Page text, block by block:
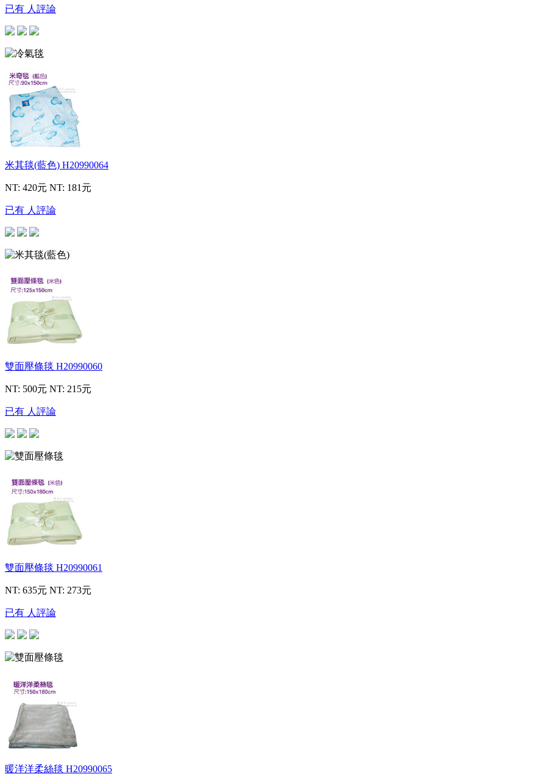
已有 人評論
米其毯(藍色) H20990064
NT: 420元 NT: 181元
已有 人評論
雙面壓條毯 H20990060
NT: 500元 NT: 215元
已有 人評論
雙面壓條毯 H20990061
NT: 635元 NT: 273元
已有 人評論
暖洋洋柔絲毯 H20990065